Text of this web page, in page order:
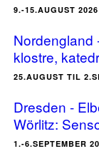
9.-15.AUGUST 2026
Nordengland
klostre,
25.AUGUST TIL
Dresden -
Wörlitz:
1.-6.SEPTEMBER